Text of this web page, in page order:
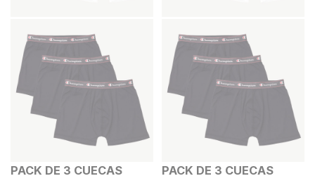
PACK DE 3 CUECAS PACK DE 3 CUECAS